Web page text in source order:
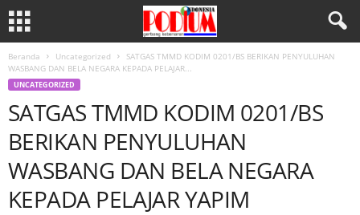
Beranda Uncategorized
SATGAS TMMD KODIM 0201/BS BERIKAN PENYULUHAN
WASBANG DAN BELA NEGARA KEPADA PELAJAR...
UNCATEGORIZED
SATGAS TMMD KODIM 0201/BS
BERIKAN PENYULUHAN
WASBANG DAN BELA NEGARA
KEPADA PELAJAR YAPIM